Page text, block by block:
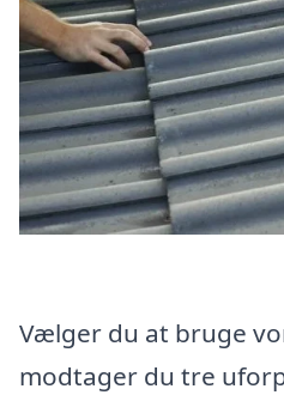
Vælger du at bruge
modtager du tre